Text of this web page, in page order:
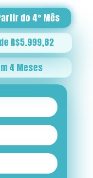
do 4° Mês
4 Meses
R$5.999,82